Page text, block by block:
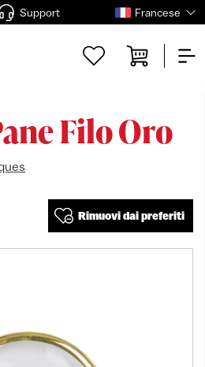
Support Francese
Filo Oro
Rimuovi dai preferiti